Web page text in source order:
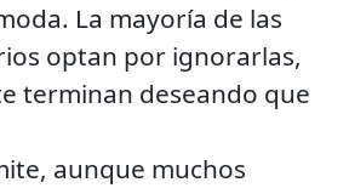
La mayoría de las
optan por ignorarlas,
terminan deseando que
aunque muchos